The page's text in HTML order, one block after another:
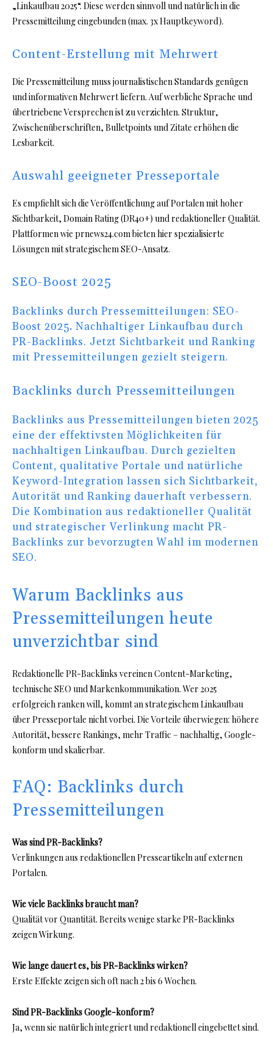
„Linkaufbau 2025“. Diese werden sinnvoll und natürlich in die
Pressemitteilung eingebunden (max. 3x Hauptkeyword).
Content-Erstellung mit Mehrwert
Die Pressemitteilung muss journalistischen Standards genügen
und informativen Mehrwert liefern. Auf werbliche Sprache und
übertriebene Versprechen ist zu verzichten. Struktur,
Zwischenüberschriften, Bulletpoints und Zitate erhöhen die
Lesbarkeit.
Auswahl geeigneter Presseportale
Es empfiehlt sich die Veröffentlichung auf Portalen mit hoher
Sichtbarkeit, Domain Rating (DR40+) und redaktioneller Qualität.
Plattformen wie prnews24.com bieten hier spezialisierte
Lösungen mit strategischem SEO-Ansatz.
SEO-Boost 2025
Backlinks durch Pressemitteilungen: SEO-
Boost 2025. Nachhaltiger Linkaufbau durch
PR-Backlinks. Jetzt Sichtbarkeit und Ranking
mit Pressemitteilungen gezielt steigern.
Backlinks durch Pressemitteilungen
Backlinks aus Pressemitteilungen bieten 2025
eine der effektivsten Möglichkeiten für
nachhaltigen Linkaufbau. Durch gezielten
Content, qualitative Portale und natürliche
Keyword-Integration lassen sich Sichtbarkeit,
Autorität und Ranking dauerhaft verbessern.
Die Kombination aus redaktioneller Qualität
und strategischer Verlinkung macht PR-
Backlinks zur bevorzugten Wahl im modernen
SEO.
Warum Backlinks aus
Pressemitteilungen heute
unverzichtbar sind
Redaktionelle PR-Backlinks vereinen Content-Marketing,
technische SEO und Markenkommunikation. Wer 2025
erfolgreich ranken will, kommt an strategischem Linkaufbau
über Presseportale nicht vorbei. Die Vorteile überwiegen: höhere
Autorität, bessere Rankings, mehr Traffic – nachhaltig, Google-
konform und skalierbar.
FAQ: Backlinks durch
Pressemitteilungen
Was sind PR-Backlinks?
Verlinkungen aus redaktionellen Presseartikeln auf externen
Portalen.
Wie viele Backlinks braucht man?
Qualität vor Quantität. Bereits wenige starke PR-Backlinks
zeigen Wirkung.
Wie lange dauert es, bis PR-Backlinks wirken?
Erste Effekte zeigen sich oft nach 2 bis 6 Wochen.
Sind PR-Backlinks Google-konform?
Ja, wenn sie natürlich integriert und redaktionell eingebettet sind.